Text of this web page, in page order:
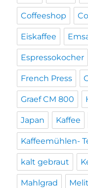
Coffeeshop
Eiskaffee
Espressokocher
French Press
Graef CM 800
Japan Kaffee
Kaffeemühlen-
kalt gebraut
Mahlgrad